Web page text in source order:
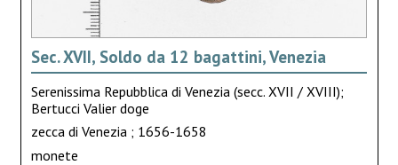
Sec. XVII, Soldo da 12 bagattini, Venezia
Serenissima Repubblica di Venezia (secc. XVII / XVIII);
Bertucci Valier doge
zecca di Venezia ; 1656-1658
monete